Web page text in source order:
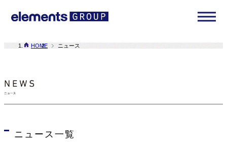
HOME ニュース
ニュース一覧